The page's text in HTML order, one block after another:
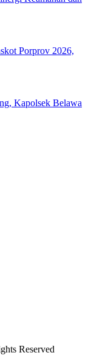
Porprov 2026,
Kapolsek Belawa
Reserved